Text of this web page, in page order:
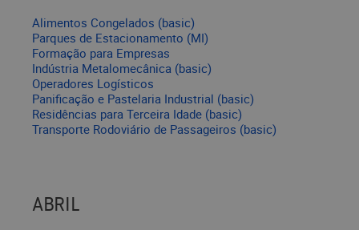
Alimentos Congelados (basic)
Parques de Estacionamento (MI)
Formação para Empresas
Indústria Metalomecânica (basic)
Operadores Logísticos
Panificação e Pastelaria Industrial (basic)
Residências para Terceira Idade (basic)
Transporte Rodoviário de Passageiros (basic)
ABRIL